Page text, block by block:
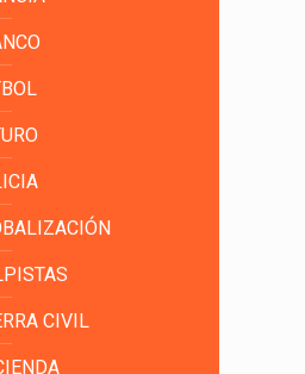
CIVIL